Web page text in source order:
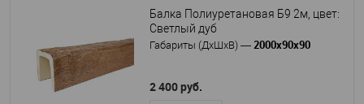
Балка Полиуретановая Б9 2м, цвет:
Светлый дуб
Габариты (ДхШхВ) — 2000х90х90
2 400 руб.